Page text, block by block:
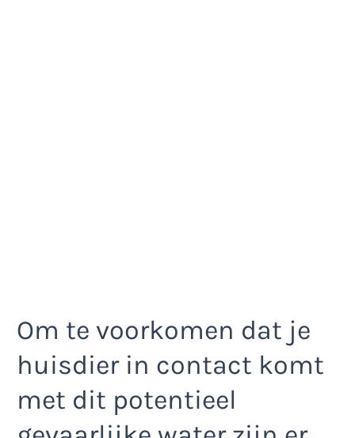
Om te voorkomen dat je
huisdier in contact komt
met dit potentieel